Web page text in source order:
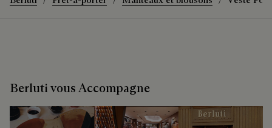
Berluti vous Accompagne